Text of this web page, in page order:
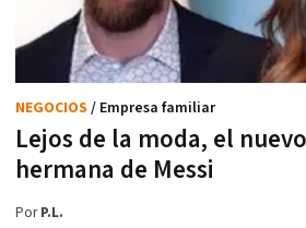
Lejos de la moda, el
hermana de Messi
NEGOCIOS / Empresa familiar
PorP.L.